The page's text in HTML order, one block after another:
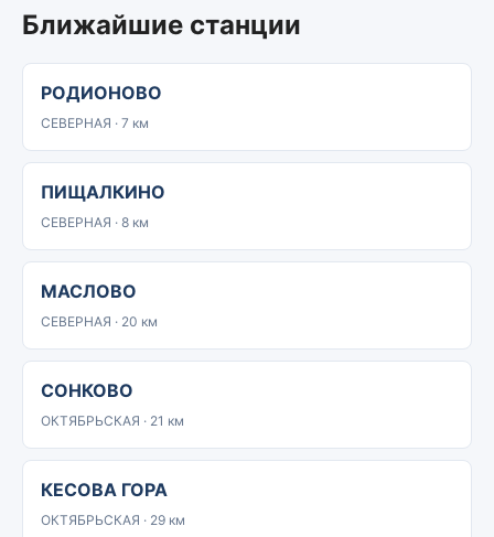
Ближайшие станции
РОДИОНОВО
СЕВЕРНАЯ · 7 км
ПИЩАЛКИНО
СЕВЕРНАЯ · 8 км
МАСЛОВО
СЕВЕРНАЯ · 20 км
СОНКОВО
ОКТЯБРЬСКАЯ · 21 км
КЕСОВА ГОРА
ОКТЯБРЬСКАЯ · 29 км